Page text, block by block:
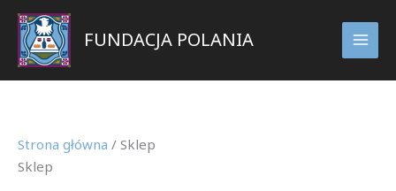
Przejdź
treści
FUNDACJA POLANIA
Strona główna / Sklep
Sklep